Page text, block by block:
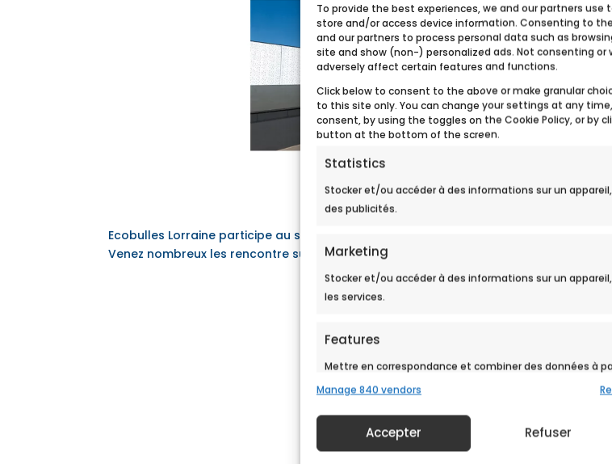
To provide the best experiences, we and our partners use
store and/or access device information. Consenting to
and our partners to process personal data such as
site and show (non-) personalized ads. Not consenting
adversely affect certain features and functions.
Click below to consent to the above or make granular
to this site only. You can change your settings at any
consent, by using the toggles on the Cookie Policy, or by
button at the bottom of the screen.
Statistics
Stocker et/ou accéder à des informations sur un
des publicités.
Marketing
Stocker et/ou accéder à des informations sur un
les services.
Features
Mettre en correspondance et combiner des données à
sources de données, Relier différents appareils,
Assurer la sécurité, prévenir et détecter la
Manage 840 vendors
Accepter Refuser
Ecobulles Lorraine participe au salon immobilier et aménagement les 1er et 2 février
Venez nombreux les rencontre sur le parking du centre commercial E. Leclerc à